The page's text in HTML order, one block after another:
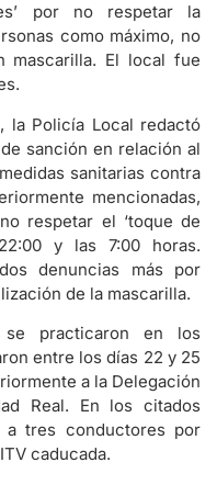
por no respetar la
como máximo, no
mascarilla. El local fue
la Policía Local redactó
sanción en relación al
sanitarias contra
mencionadas,
respetar el ‘toque de
y las 7:00 horas.
denuncias más por
de la mascarilla.
se practicaron en los
entre los días 22 y 25
a la Delegación
Real. En los citados
a tres conductores por
caducada.